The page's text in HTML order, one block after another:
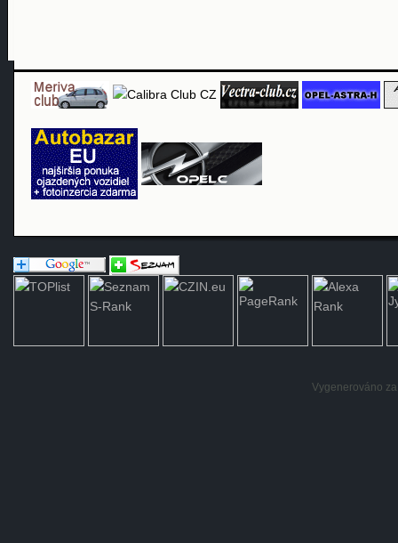
Vygenerováno